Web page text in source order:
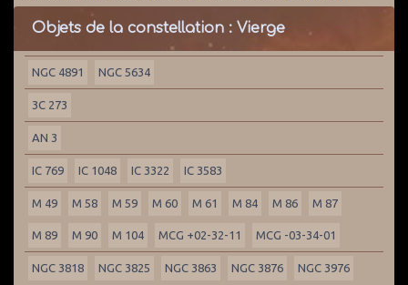
Objets de la constellation : Vierge
NGC 4891 NGC 5634
3C 273
AN 3
IC 769 IC 1048 IC 3322 IC 3583
M 49 M 58 M 59 M 60 M 61 M 84 M 86 M 87
M 89 M 90 M 104 MCG +02-32-11 MCG -03-34-01
NGC 3818 NGC 3825 NGC 3863 NGC 3876 NGC 3976